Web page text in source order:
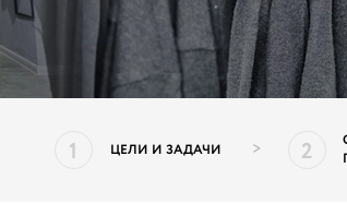
1 ЦЕЛИ И ЗАДАЧИ > 2